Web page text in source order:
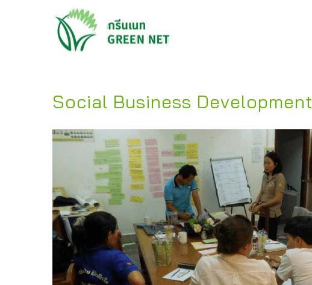
Social Business